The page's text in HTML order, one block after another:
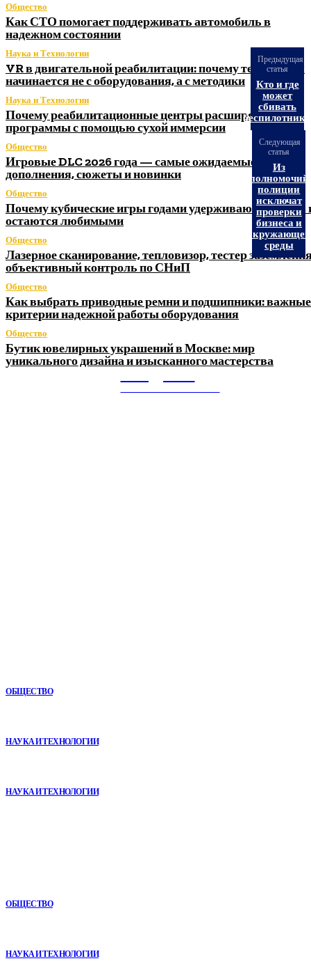
Общество
Как СТО помогает поддерживать автомобиль в
надежном состоянии
Наука и Технологии
VR в двигательной реабилитации: почему технология
начинается не с оборудования, а с методики
Наука и Технологии
Почему реабилитационные центры расширяют
программы с помощью сухой иммерсии
Общество
Игровые DLC 2026 года — самые ожидаемые
дополнения, сюжеты и новинки
Общество
Почему кубические игры годами удерживают игроков
остаются любимыми
Общество
Лазерное сканирование, тепловизор, тестер
объективный контроль по СНиП
Общество
Как выбрать приводные ремни и подшипники: важные
критерии надежной работы оборудования
Общество
Бутик ювелирных украшений в Москве: мир
уникального дизайна и изысканного мастерства
Предыдущая
статья
Кто и где
может
сбивать
Следующая
статья
Из
полномочий
полиции
исключат
проверки
бизнеса и
окружающей
среды
ОБЩЕСТВО
НАУКА И ТЕХНОЛОГИИ
НАУКА И ТЕХНОЛОГИИ
ОБЩЕСТВО
НАУКА И ТЕХНОЛОГИИ